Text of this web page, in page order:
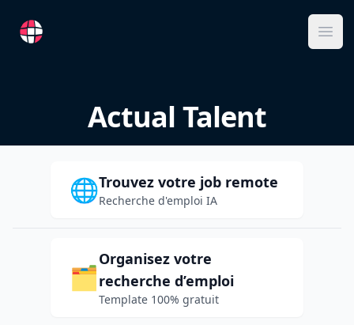
RemoteFR
Actual Talent
🌐Trouvez votre job remote
Recherche d'emploi IA
🗂️
Organisez votre
recherche d’emploi
Template 100% gratuit